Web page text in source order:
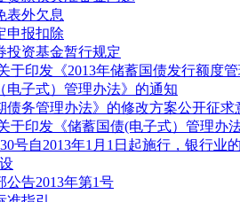
表外欠息
申报扣除
投资基金暂行规定
于印发《2013年储蓄国债发行额度
电子式）管理办法》的通知
债务管理办法》的修改方案公开征求
于印发《储蓄国债(电子式）管理办
号自2013年1月1日起施行，银行业
公告2013年第1号